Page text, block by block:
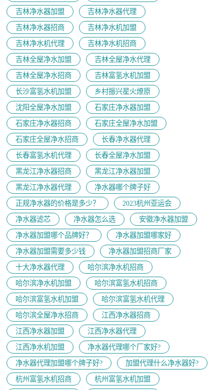
吉林净水器加盟
吉林净水器代理
吉林净水器招商
吉林净水机加盟
吉林净水机代理
吉林净水机招商
吉林全屋净水加盟
吉林全屋净水代理
吉林全屋净水招商
吉林富氢水机加盟
长沙富氢水机加盟
乡村振兴星火燎原
沈阳全屋净水加盟
石家庄净水器加盟
石家庄净水器招商
石家庄全屋净水加盟
石家庄全屋净水招商
长春净水器代理
长春富氢水机代理
长春全屋净水加盟
黑龙江净水器招商
黑龙江净水器加盟
黑龙江净水器代理
净水器哪个牌子好
正规净水器的价格是多少？
2023杭州亚运会
净水器滤芯
净水器怎么选
安徽净水器加盟
净水器加盟哪个品牌好？
净水器加盟哪家好
净水器加盟需要多少钱
净水器加盟招商厂家
十大净水器代理
哈尔滨净水机招商
哈尔滨净水机加盟
哈尔滨富氢水机招商
哈尔滨富氢水机加盟
哈尔滨富氢水机代理
哈尔滨全屋净水招商
江西净水器招商
江西净水器加盟
江西净水器代理
江西净水机加盟
净水器代理哪个厂家好?
净水器代理加盟哪个牌子好?
加盟代理什么净水器好?
杭州富氢水机招商
杭州富氢水机加盟